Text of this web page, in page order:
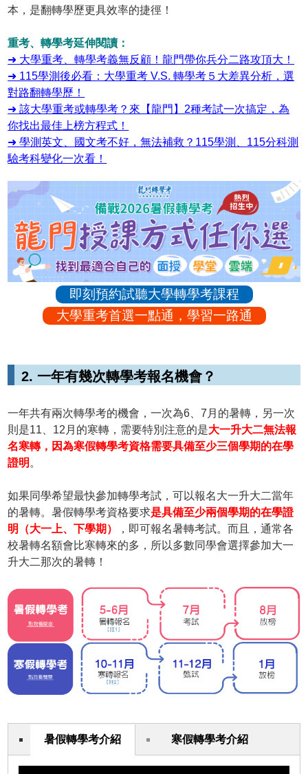
本，是翻轉學歷更具效率的捷徑！
重考、轉學考延伸閱讀：
➜ 大學重考、轉學考義無反顧！龍門帶你兵分二路攻頂大！
➜ 115學測後必看：大學重考 V.S. 轉學考５大差異分析，選
對路翻轉學歷！
➜ 該大學重考或轉學考？來【龍門】2種考試一次搞定，為
你找出最佳上榜方程式！
➜ 學測英文、國文考不好，無法補救？115學測、115分科測
驗考科變化一次看！
即刻預約試聽大學轉學考課程
大學重考首選一點通，學習一路通
2. 一年有幾次轉學考報名機會？
一年共有兩次轉學考的機會，一次為6、7月的暑轉，另一次
則是11、12月的寒轉，需要特別注意的是大一升大二無法報
名寒轉，因為寒假轉學考資格需要具備至少三個學期的在學
證明 。
如果同學希望最快參加轉學考試，可以報名大一升大二當年
的暑轉。暑假轉學考資格要求是具備至少兩個學期的在學證
明（大一上、下學期）
，即可報名暑轉考試。而且，通常各
校暑轉名額會比寒轉來的多，所以多數同學會選擇參加大一
升大二那次的暑轉！
暑假轉學考介紹 寒假轉學考介紹